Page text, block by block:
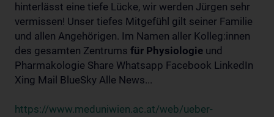
hinterlässt eine tiefe Lücke, wir werden Jürgen sehr
vermissen! Unser tiefes Mitgefühl gilt seiner Familie
und allen Angehörigen. Im Namen aller Kolleg:innen
des gesamten Zentrums für Physiologie und
Pharmakologie Share Whatsapp Facebook LinkedIn
Xing Mail BlueSky Alle News...
https://www.meduniwien.ac.at/web/ueber-